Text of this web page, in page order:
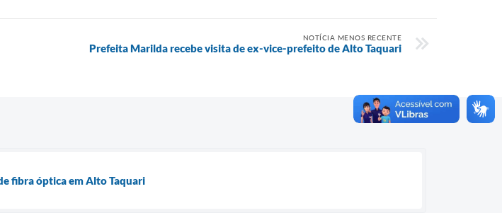
NOTÍCIA MENOS RECENTE
Prefeita Marilda recebe visita de ex-vice-prefeito de Alto Taquari
fibra óptica em Alto Taquari